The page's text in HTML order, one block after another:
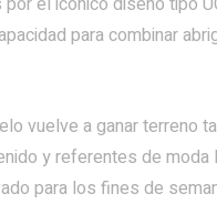
para combinar
vuelve a ganar terreno
y referentes de moda
para los fines de